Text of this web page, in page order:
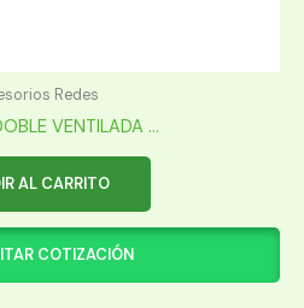
Redes
VENTILADA ...
AL CARRITO
COTIZACIÓN